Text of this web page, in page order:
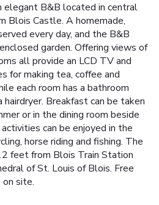
elegant B&B located in central
Blois Castle. A homemade,
every day, and the B&B
garden. Offering views of
all provide an LCD TV and
for making tea, coffee and
each room has a bathroom
hairdryer. Breakfast can be taken
or in the dining room beside
can be enjoyed in the
horse riding and fishing. The
feet from Blois Train Station
of St. Louis of Blois. Free
on site.